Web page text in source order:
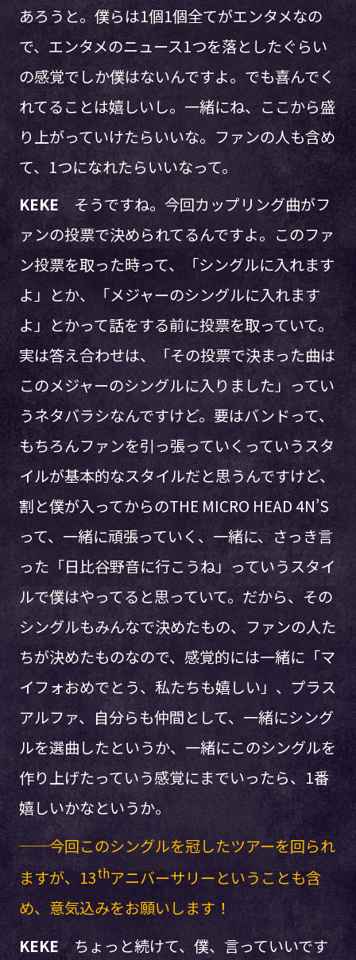
あろうと。僕らは1個1個全てがエンタメなの
で、エンタメのニュース1つを落としたぐらい
の感覚でしか僕はないんですよ。でも喜んでく
れてることは嬉しいし。一緒にね、ここから盛
り上がっていけたらいいな。ファンの人も含め
て、1つになれたらいいなって。
KEKEそうですね。今回カップリング曲がフ
ァンの投票で決められてるんですよ。このファ
ン投票を取った時って、「シングルに入れます
よ」とか、「メジャーのシングルに入れます
よ」とかって話をする前に投票を取っていて。
実は答え合わせは、「その投票で決まった曲は
このメジャーのシングルに入りました」ってい
うネタバラシなんですけど。要はバンドって、
もちろんファンを引っ張っていくっていうスタ
イルが基本的なスタイルだと思うんですけど、
割と僕が入ってからのTHE MICRO HEAD 4N’S
って、一緒に頑張っていく、一緒に、さっき言
った「日比谷野音に行こうね」っていうスタイ
ルで僕はやってると思っていて。だから、その
シングルもみんなで決めたもの、ファンの人た
ちが決めたものなので、感覚的には一緒に「マ
イフォおめでとう、私たちも嬉しい」、プラス
アルファ、自分らも仲間として、一緒にシング
ルを選曲したというか、一緒にこのシングルを
作り上げたっていう感覚にまでいったら、1番
嬉しいかなというか。
──今回このシングルを冠したツアーを回られ
ますが、13thアニバーサリーということも含
め、意気込みをお願いします！
KEKEちょっと続けて、僕、言っていいです